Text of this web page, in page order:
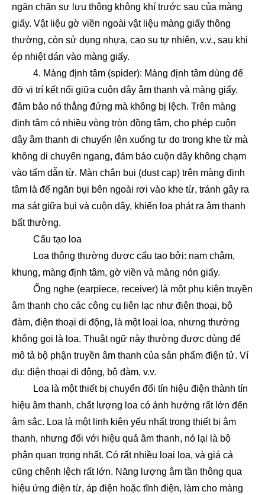
ngăn chặn sự lưu thông không khí trước sau của màng
giấy. Vật liệu gờ viền ngoài vật liệu màng giấy thông
thường, còn sử dụng nhựa, cao su tự nhiên, v.v., sau khi
ép nhiệt dán vào màng giấy.
4. Màng định tâm (spider): Màng định tâm dùng để
đỡ vị trí kết nối giữa cuộn dây âm thanh và màng giấy,
đảm bảo nó thẳng đứng mà không bị lệch. Trên màng
định tâm có nhiều vòng tròn đồng tâm, cho phép cuộn
dây âm thanh di chuyển lên xuống tự do trong khe từ mà
không di chuyển ngang, đảm bảo cuộn dây không chạm
vào tấm dẫn từ. Màn chắn bụi (dust cap) trên màng định
tâm là để ngăn bụi bên ngoài rơi vào khe từ, tránh gây ra
ma sát giữa bụi và cuộn dây, khiến loa phát ra âm thanh
bất thường.
Cấu tạo loa
Loa thông thường được cấu tạo bởi: nam châm,
khung, màng định tâm, gờ viền và màng nón giấy.
Ống nghe (earpiece, receiver) là một phụ kiện truyền
âm thanh cho các công cụ liên lạc như điện thoại, bộ
đàm, điện thoại di động, là một loại loa, nhưng thường
không gọi là loa. Thuật ngữ này thường được dùng để
mô tả bộ phận truyền âm thanh của sản phẩm điện tử. Ví
dụ: điện thoại di động, bộ đàm, v.v.
Loa là một thiết bị chuyển đổi tín hiệu điện thành tín
hiệu âm thanh, chất lượng loa có ảnh hưởng rất lớn đến
âm sắc. Loa là một linh kiện yếu nhất trong thiết bị âm
thanh, nhưng đối với hiệu quả âm thanh, nó lại là bộ
phận quan trọng nhất. Có rất nhiều loại loa, và giá cả
cũng chênh lệch rất lớn. Năng lượng âm tần thông qua
hiệu ứng điện từ, áp điện hoặc tĩnh điện, làm cho màng